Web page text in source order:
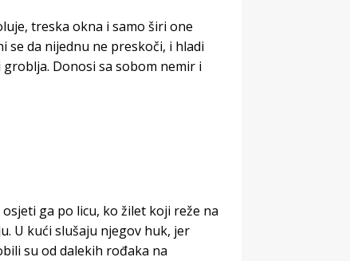
treska okna i samo širi one
se da nijednu ne preskoči, i hladi
Donosi sa sobom nemir i
ga po licu, ko žilet koji reže na
U kući slušaju njegov huk, jer
su od dalekih rođaka na